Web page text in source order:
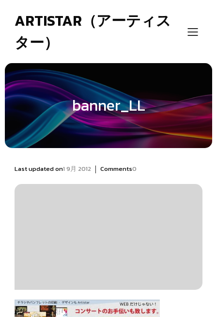
ARTISTAR（アーティス
ター）
banner_LL
Last updated on1 9月 2012 | Comments0